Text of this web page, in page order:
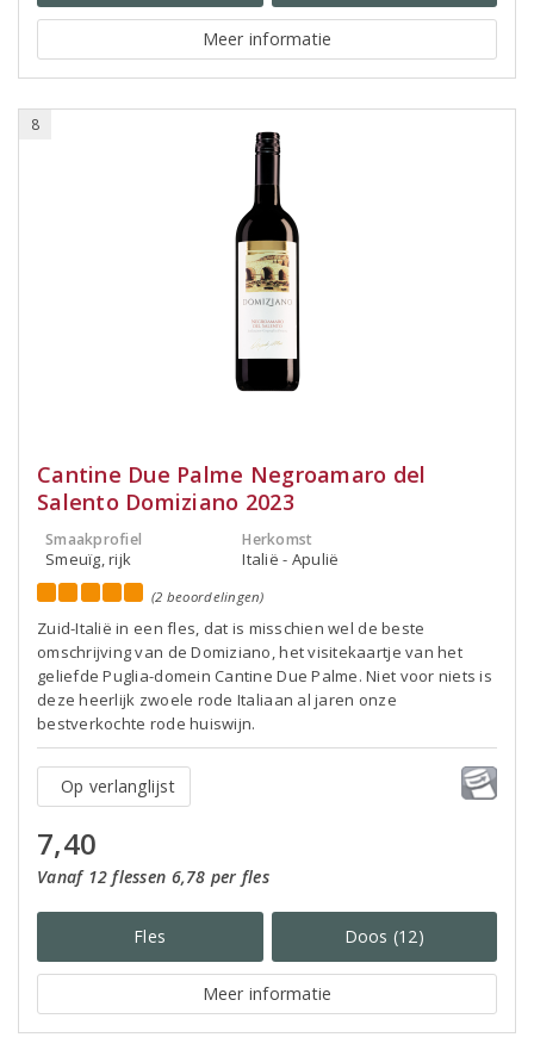
Meer informatie
8
Cantine Due Palme Negroamaro del
Salento Domiziano 2023
Smaakprofiel
Smeuïg, rijk
Herkomst
Italië - Apulië
(2 beoordelingen)
Zuid-Italië in een fles, dat is misschien wel de beste
omschrijving van de Domiziano, het visitekaartje van het
geliefde Puglia-domein Cantine Due Palme. Niet voor niets is
deze heerlijk zwoele rode Italiaan al jaren onze
bestverkochte rode huiswijn.
Op verlanglijst
7,40
Vanaf 12 flessen 6,78 per fles
Fles Doos (12)
Meer informatie